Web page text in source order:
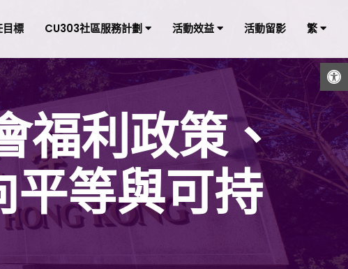
打開工具欄
目標 CU303社區服務計劃 活動效益 活動留影 繁
福利政策、
等與可持